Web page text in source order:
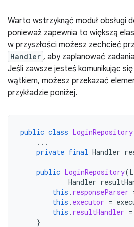
Warto wstrzyknąć moduł obsługi
ponieważ zapewnia to większą
w przyszłości możesz zechcieć
Handler , aby zaplanować
Jeśli zawsze jesteś komunikując
wątkiem, możesz przekazać
przykładzie poniżej.
public class LoginRepository
...
private final Handler
public LoginRepository(
Handler
this . responseParser
this . executor =
this . resultHandler =
}